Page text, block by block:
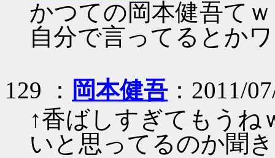
かつての岡本健吾て
自分で言ってるとか
129 ： 岡本健吾：2011/
↑香ばしすぎてもうね
いと思ってるのか聞